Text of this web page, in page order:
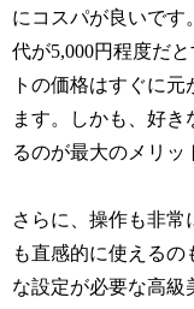
にコスパが良いです
代が5,000円程度だ
トの価格はすぐに元
ます。しかも、好き
るのが最大のメリッ
さらに、操作も非
も直感的に使える
な設定が必要な高級